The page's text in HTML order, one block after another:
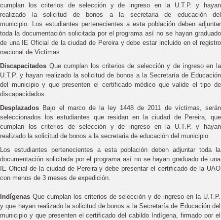
cumplan los criterios de selección y de ingreso en la U.T.P. y hayan
realizado la solicitud de bonos a la secretaria de educación del
municipio. Los estudiantes pertenecientes a esta población deben adjuntar
toda la documentación solicitada por el programa así no se hayan graduado
de una IE Oficial de la ciudad de Pereira y debe estar incluido en el registro
nacional de Victimas.
Discapacitados Que cumplan los criterios de selección y de ingreso en la
U.T.P. y hayan realizado la solicitud de bonos a la Secretaría de Educación
del municipio y que presenten el certificado médico que valide el tipo de
discapacidados.
Desplazados Bajo el marco de la ley 1448 de 2011 de víctimas, serán
seleccionados los estudiantes que residan en la ciudad de Pereira, que
cumplan los criterios de selección y de ingreso en la U.T.P. y hayan
realizado la solicitud de bonos a la secretaria de educación del municipio.
Los estudiantes pertenecientes a esta población deben adjuntar toda la
documentación solicitada por el programa así no se hayan graduado de una
IE Oficial de la ciudad de Pereira y debe presentar el certificado de la UAO
con menos de 3 meses de expedición.
Indígenas Que cumplan los criterios de selección y de ingreso en la U.T.P.
y que hayan realizado la solicitud de bonos a la Secretaría de Educación del
municipio y que presenten el certificado del cabildo Indígena, firmado por el